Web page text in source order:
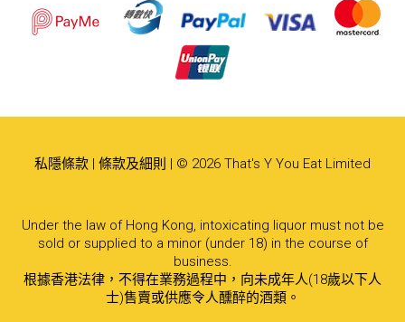
私隱條款 | 條款及細則 | © 2026 That's Y You Eat Limited
Under the law of Hong Kong, intoxicating liquor must not be
sold or supplied to a minor (under 18) in the course of
business.
根據香港法律，不得在業務過程中，向未成年人(18歲以下人
士)售賣或供應令人醺醉的酒類。